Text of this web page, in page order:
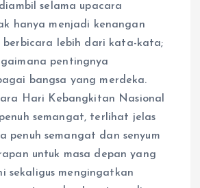
selama upacara
hanya menjadi kenangan
berbicara lebih dari kata-kata;
pentingnya
bangsa yang merdeka.
Hari Kebangkitan Nasional
semangat, terlihat jelas
penuh semangat dan senyum
untuk masa depan yang
sekaligus mengingatkan